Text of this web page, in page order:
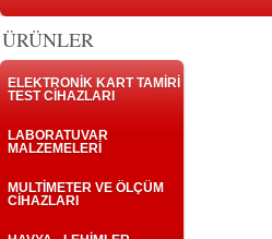
ÜRÜNLER
ELEKTRONİK KART TAMİRİ
TEST CİHAZLARI
LABORATUVAR
MALZEMELERİ
MULTİMETER VE ÖLÇÜM
CİHAZLARI